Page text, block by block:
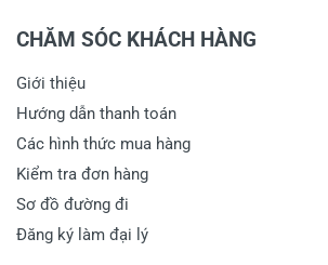
CHĂM SÓC KHÁCH HÀNG
Giới thiệu
Hướng dẫn thanh toán
Các hình thức mua hàng
Kiểm tra đơn hàng
Sơ đồ đường đi
Đăng ký làm đại lý